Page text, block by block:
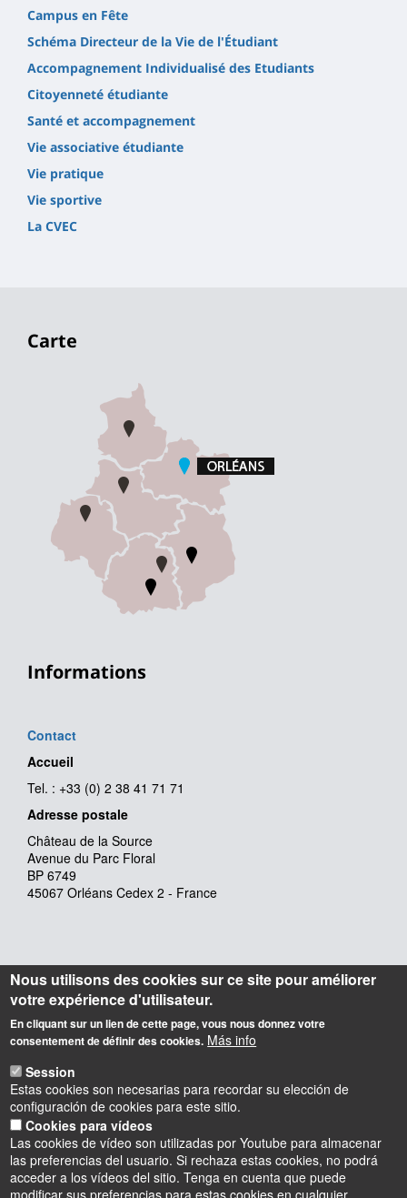
Campus en Fête
Schéma Directeur de la Vie de l'Étudiant
Accompagnement Individualisé des Etudiants
Citoyenneté étudiante
Santé et accompagnement
Vie associative étudiante
Vie pratique
Vie sportive
La CVEC
Carte
Informations
Contact
Accueil
Tel. : +33 (0) 2 38 41 71 71
Adresse postale
Château de la Source
Avenue du Parc Floral
BP 6749
45067 Orléans Cedex 2 - France
Nous utilisons des cookies sur ce site pour améliorer
votre expérience d'utilisateur.
En cliquant sur un lien de cette page, vous nous donnez votre
consentement de définir des cookies. Más info
Session
Estas cookies son necesarias para recordar su elección de
configuración de cookies para este sitio.
Cookies para vídeos
Las cookies de vídeo son utilizadas por Youtube para almacenar
las preferencias del usuario. Si rechaza estas cookies, no podrá
acceder a los vídeos del sitio. Tenga en cuenta que puede
modificar sus preferencias para estas cookies en cualquier